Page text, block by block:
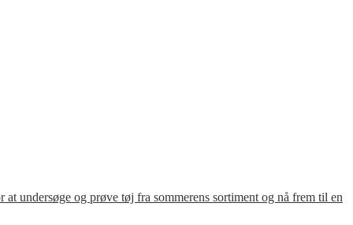
undersøge og prøve tøj fra sommerens sortiment og nå frem til en